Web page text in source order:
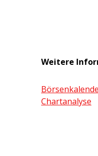
Weitere
Chartanalyse